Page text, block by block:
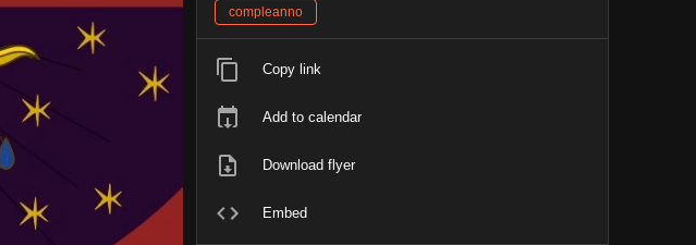
compleanno
Copy link
Add to calendar
Download flyer
Embed